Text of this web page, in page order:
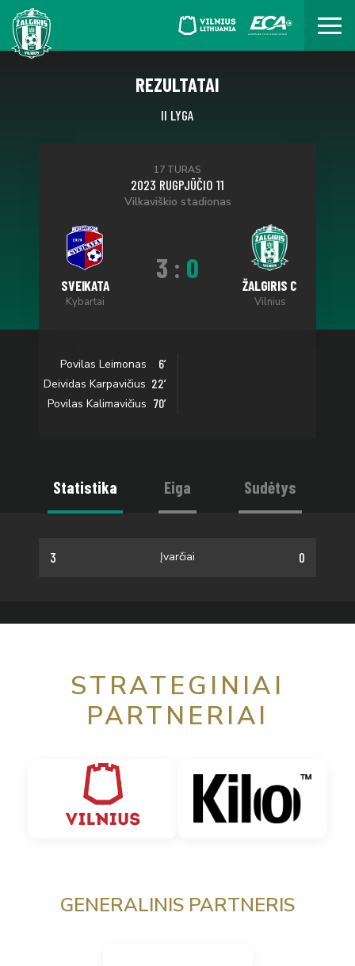
REZULTATAI
II LYGA
17 TURAS
2023 RUGPJŪČIO 11
Vilkaviškio stadionas
SVEIKATA
Kybartai
3 : 0
ŽALGIRIS C
Vilnius
Povilas Leimonas
6’
Deividas Karpavičius 22’
Povilas Kalimavičius 70’
Statistika Eiga Sudėtys
3 Įvarčiai 0
STRATEGINIAI
PARTNERIAI
GENERALINIS PARTNERIS